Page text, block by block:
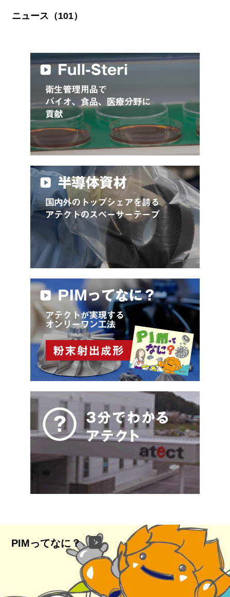
ニュース（101）
PIMってなに？